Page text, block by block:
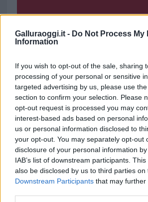
Galluraoggi.it - Do Not Process My
Information
If you wish to opt-out of the sale, sharing
processing of your personal or sensitive
targeted advertising by us, please use
section to confirm your selection. Please
opt-out request is processed you may
interest-based ads based on personal
us or personal information disclosed to
your opt-out. You may separately opt-out
disclosure of your personal information
IAB’s list of downstream participants.
also be disclosed by us to third parties on
Downstream Participants that may
GalluraOggi.it
Ricevi le nostre
daGoogle News